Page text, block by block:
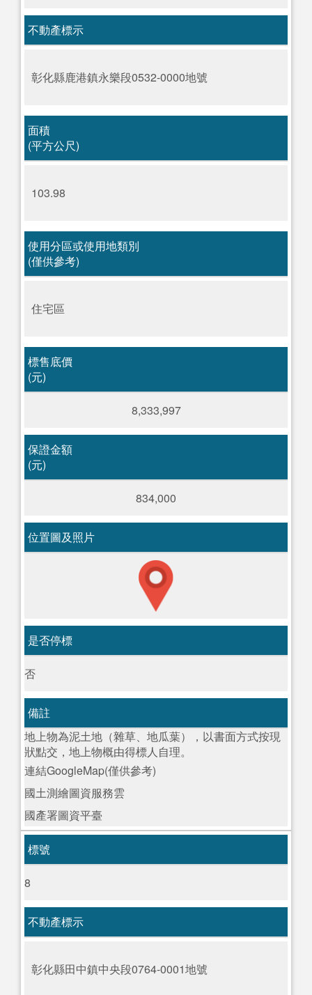
不動產標示
彰化縣鹿港鎮永樂段0532-0000地號
面積
(平方公尺)
103.98
使用分區或使用地類別
(僅供參考)
住宅區
標售底價
(元)
8,333,997
保證金額
(元)
834,000
位置圖及照片
是否停標
否
備註
地上物為泥土地（雜草、地瓜葉），以書面方式按現
狀點交，地上物概由得標人自理。
連結GoogleMap(僅供參考)
國土測繪圖資服務雲
國產署圖資平臺
標號
8
不動產標示
彰化縣田中鎮中央段0764-0001地號